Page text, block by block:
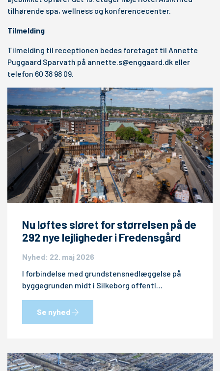
tilhørende spa, wellness og konferencecenter.
Tilmelding
Tilmelding til receptionen bedes foretaget til Annette
Puggaard Sparvath på annette.s@enggaard.dk eller
telefon 60 38 98 09.
Nu løftes sløret for størrelsen på de
292 nye lejligheder i Fredensgård
Nyhed: 22. maj 2026
I forbindelse med grundstensnedlæggelse på
byggegrunden midt i Silkeborg offentl…
Se nyhed